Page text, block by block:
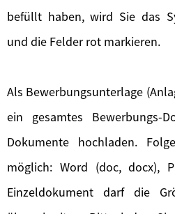
befüllt haben, wird Sie das
und die Felder rot markieren.
Als Bewerbungsunterlage
ein gesamtes Bewerbungs-
Dokumente hochladen.
möglich: Word (doc, docx),
Einzeldokument darf die